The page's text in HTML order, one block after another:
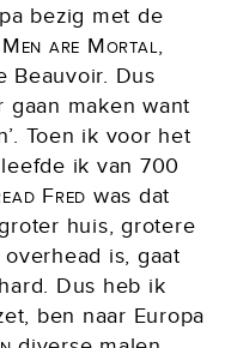
bezig met de
are Mortal,
Beauvoir. Dus
gaan maken want
Toen ik voor het
ik van 700
Fred was dat
huis, grotere
is, gaat
Dus heb ik
ben naar Europa